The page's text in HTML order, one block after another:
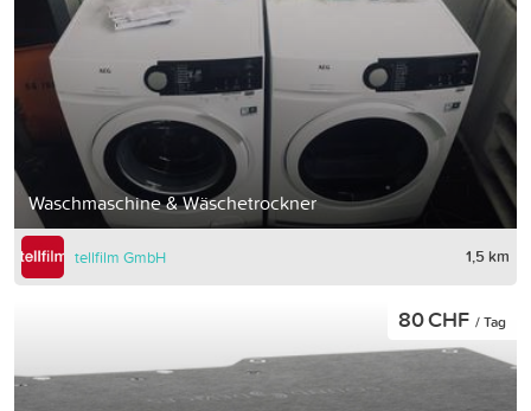
Waschmaschine & Wäschetrockner
tellfilm GmbH 1,5 km
80 CHF / Tag